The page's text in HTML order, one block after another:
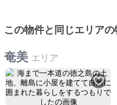
この物件と同じエリア
奄美 エリア